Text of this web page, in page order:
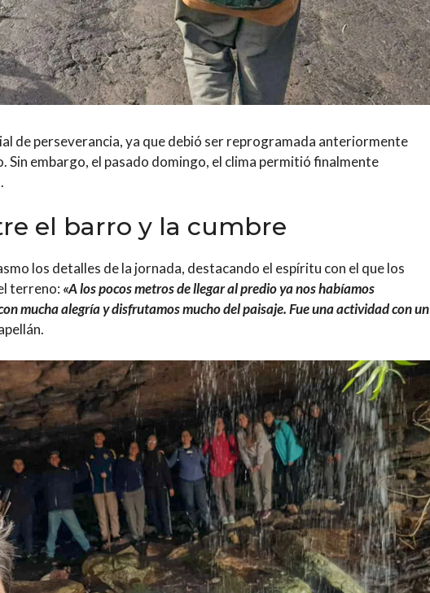
de perseverancia, ya que debió ser reprogramada anteriormente
Sin embargo, el pasado domingo, el clima permitió finalmente
el barro y la cumbre
los detalles de la jornada, destacando el espíritu con el que los
terreno: «A los pocos metros de llegar al predio ya nos habíamos
mucha alegría y disfrutamos mucho del paisaje. Fue una actividad con un